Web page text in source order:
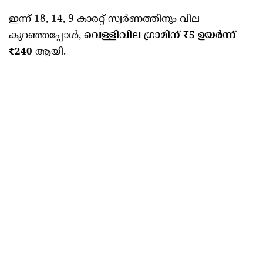
ഇന്ന് 18, 14, 9 കാരറ്റ് സ്വർണത്തിനും വില
കുറഞ്ഞപ്പോൾ, വെള്ളിവില ഗ്രാമിന് ₹5 ഉയർന്ന്
₹240 ആയി.